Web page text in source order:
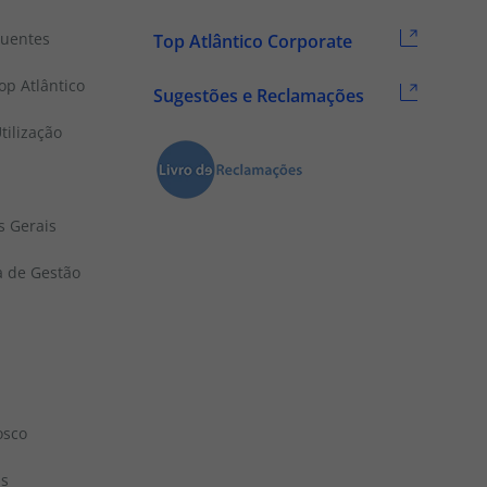
Atlântico
Gerais
de Gestão
Top Atlântico Corporate
Sugestões e Reclamações